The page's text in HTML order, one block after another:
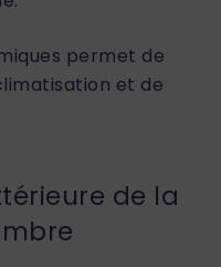
permet de
et de
de la